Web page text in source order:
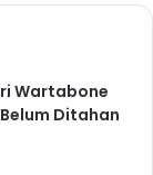
Wartabone
Ditahan